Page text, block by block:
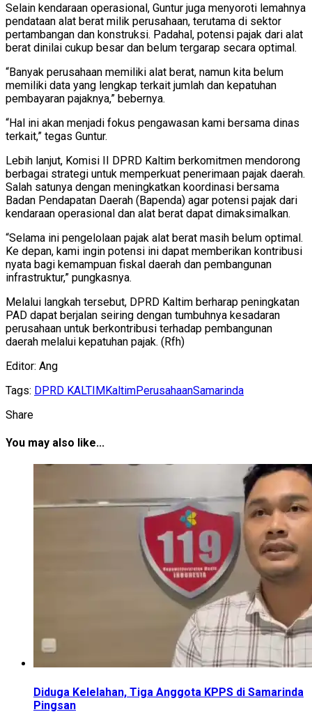
Selain kendaraan operasional, Guntur juga menyoroti lemahnya
pendataan alat berat milik perusahaan, terutama di sektor
pertambangan dan konstruksi. Padahal, potensi pajak dari alat
berat dinilai cukup besar dan belum tergarap secara optimal.
“Banyak perusahaan memiliki alat berat, namun kita belum
memiliki data yang lengkap terkait jumlah dan kepatuhan
pembayaran pajaknya,” bebernya.
“Hal ini akan menjadi fokus pengawasan kami bersama dinas
terkait,” tegas Guntur.
Lebih lanjut, Komisi II DPRD Kaltim berkomitmen mendorong
berbagai strategi untuk memperkuat penerimaan pajak daerah.
Salah satunya dengan meningkatkan koordinasi bersama
Badan Pendapatan Daerah (Bapenda) agar potensi pajak dari
kendaraan operasional dan alat berat dapat dimaksimalkan.
“Selama ini pengelolaan pajak alat berat masih belum optimal.
Ke depan, kami ingin potensi ini dapat memberikan kontribusi
nyata bagi kemampuan fiskal daerah dan pembangunan
infrastruktur,” pungkasnya.
Melalui langkah tersebut, DPRD Kaltim berharap peningkatan
PAD dapat berjalan seiring dengan tumbuhnya kesadaran
perusahaan untuk berkontribusi terhadap pembangunan
daerah melalui kepatuhan pajak. (Rfh)
Editor: Ang
Tags: DPRD KALTIMKaltimPerusahaanSamarinda
Share
You may also like...
Diduga Kelelahan, Tiga Anggota KPPS di Samarinda
Pingsan